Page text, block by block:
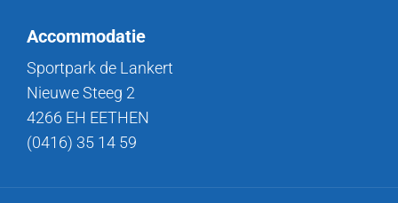
Accommodatie
Sportpark de Lankert
Nieuwe Steeg 2
4266 EH EETHEN
(0416) 35 14 59